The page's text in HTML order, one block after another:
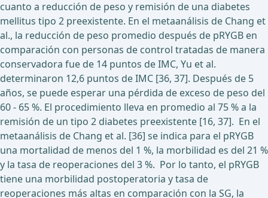
cuanto a reducción de peso y remisión de una diabetes
mellitus tipo 2 preexistente. En el metaanálisis de Chang et
al., la reducción de peso promedio después de pRYGB en
comparación con personas de control tratadas de manera
conservadora fue de 14 puntos de IMC, Yu et al.
determinaron 12,6 puntos de IMC [36, 37]. Después de 5
años, se puede esperar una pérdida de exceso de peso del
60 - 65 %. El procedimiento lleva en promedio al 75 % a la
remisión de un tipo 2 diabetes preexistente [16, 37]. En el
metaanálisis de Chang et al. [36] se indica para el pRYGB
una mortalidad de menos del 1 %, la morbilidad es del 21 %
y la tasa de reoperaciones del 3 %. Por lo tanto, el pRYGB
tiene una morbilidad postoperatoria y tasa de
reoperaciones más altas en comparación con la SG, la